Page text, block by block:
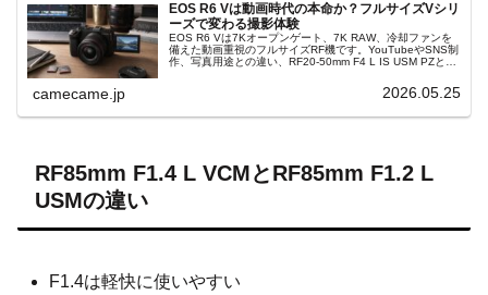
EOS R6 Vは動画時代の本命か？フルサイズVシリ
ーズで変わる撮影体験
EOS R6 Vは7Kオープンゲート、7K RAW、冷却ファンを
備えた動画重視のフルサイズRF機です。YouTubeやSNS制
作、写真用途との違い、RF20-50mm F4 L IS USM PZとの
camecame.jp 2026.05.25
RF85mm F1.4 L VCMとRF85mm F1.2 L
USMの違い
F1.4は軽快に使いやすい